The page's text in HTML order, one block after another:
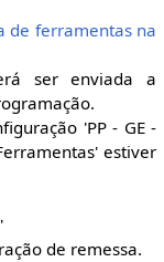
de ferramentas na
ser enviada a
'PP - GE -
estiver
'
de remessa.